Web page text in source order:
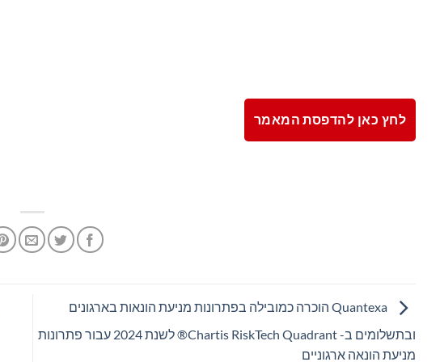
לחץ כאן להדפסת המאמר
Quantexa הוכרה כמובילה בפתרונות מניעת הונאות בארגונים
ובתשלומים ב- Chartis RiskTech Quadrant® לשנת 2024 עבור פתרונות
מניעת הונאה ארגוניים